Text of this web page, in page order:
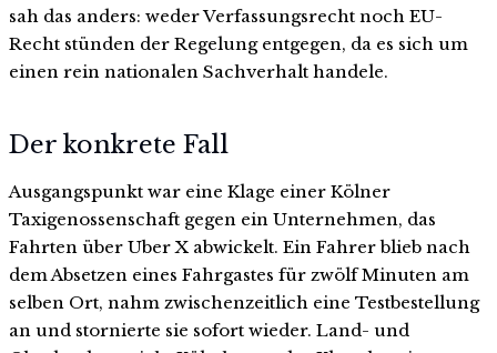
sah das anders: weder Verfassungsrecht noch EU-
Recht stünden der Regelung entgegen, da es sich um
einen rein nationalen Sachverhalt handele.
Der konkrete Fall
Ausgangspunkt war eine Klage einer Kölner
Taxigenossenschaft gegen ein Unternehmen, das
Fahrten über Uber X abwickelt. Ein Fahrer blieb nach
dem Absetzen eines Fahrgastes für zwölf Minuten am
selben Ort, nahm zwischenzeitlich eine Testbestellung
an und stornierte sie sofort wieder. Land- und